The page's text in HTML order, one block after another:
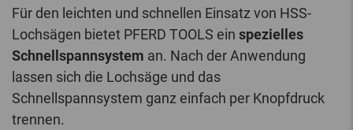
Für den leichten und schnellen Einsatz von HSS-
Lochsägen bietet PFERD TOOLS ein spezielles
Schnellspannsystem an. Nach der Anwendung
lassen sich die Lochsäge und das
Schnellspannsystem ganz einfach per Knopfdruck
trennen.